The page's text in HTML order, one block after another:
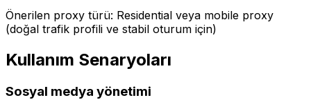
Önerilen proxy türü: Residential veya mobile proxy
(doğal trafik profili ve stabil oturum için)
Kullanım Senaryoları
Sosyal medya yönetimi